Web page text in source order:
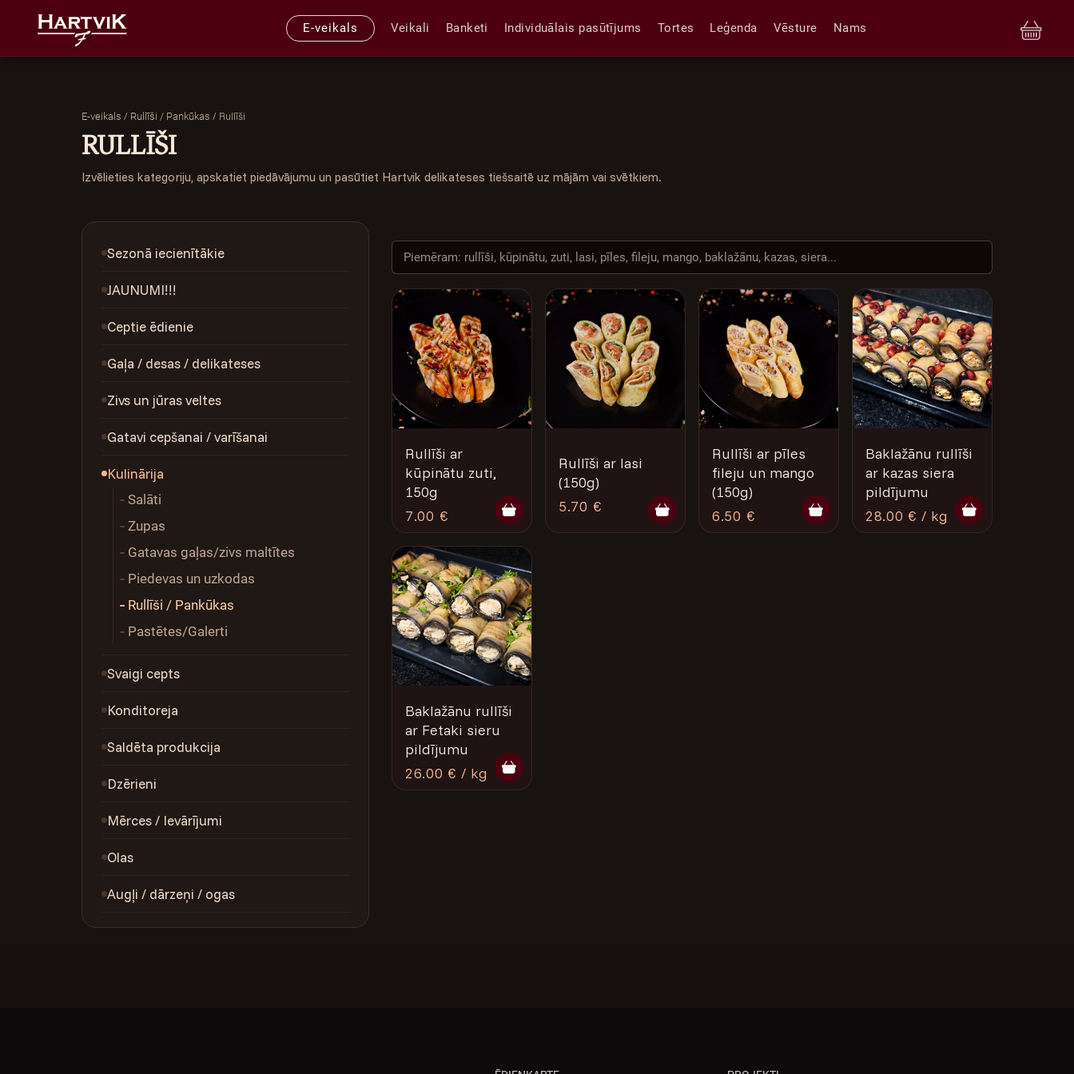
E-veikals Veikali Banketi Individuālais pasūtījums Tortes Leģenda Vēsture Nams
E-veikals / Rullīši / Pankūkas / Rullīši
RULLĪŠI
Izvēlieties kategoriju, apskatiet piedāvājumu un pasūtiet Hartvik delikateses tiešsaitē uz mājām vai svētkiem.
Sezonā iecienītākie
JAUNUMI!!!
Ceptie ēdienie
Gaļa / desas / delikateses
Zivs un jūras veltes
Gatavi cepšanai / varīšanai
Kulinārija
Salāti
Zupas
Gatavas gaļas/zivs maltītes
Piedevas un uzkodas
Rullīši / Pankūkas
Pastētes/Galerti
Svaigi cepts
Konditoreja
Saldēta produkcija
Dzērieni
Mērces / Ievārījumi
Olas
Augļi / dārzeņi / ogas
Rullīši ar
kūpinātu zuti,
150g
7.00 €
Rullīši ar lasi
(150g)
5.70 €
Rullīši ar pīles
fileju un mango
(150g)
6.50 €
Baklažānu rullīši
ar kazas siera
pildījumu
28.00 € / kg
Baklažānu rullīši
ar Fetaki sieru
pildījumu
26.00 € / kg